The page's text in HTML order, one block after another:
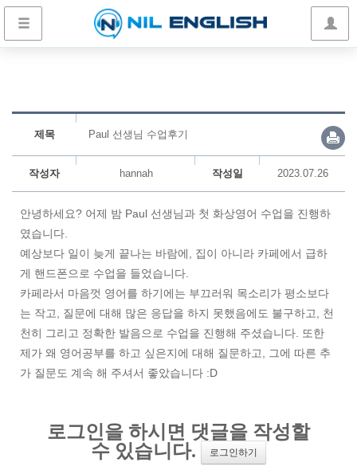
제목 Paul 선생님 수업후기
작성자 hannah 작성일 2023.07.26
안녕하세요? 어제 밤 Paul 선생님과 첫 화상영어 수업을 진행하
였습니다.
예상보다 일이 늦게 끝나는 바람에, 집이 아니라 카페에서 급하
게 핸드폰으로 수업을 들었습니다.
카페라서 마음껏 영어를 하기에는 부끄러워 목소리가 평소보다
는 작고, 질문에 대해 많은 응답을 하지 못했음에도 불구하고, 천
천히 그리고 정확한 발음으로 수업을 진행해 주셨습니다. 또한
제가 왜 영어공부를 하고 싶은지에 대해 질문하고, 그에 따른 추
가 질문도 계속 해 주셔서 좋았습니다 :D